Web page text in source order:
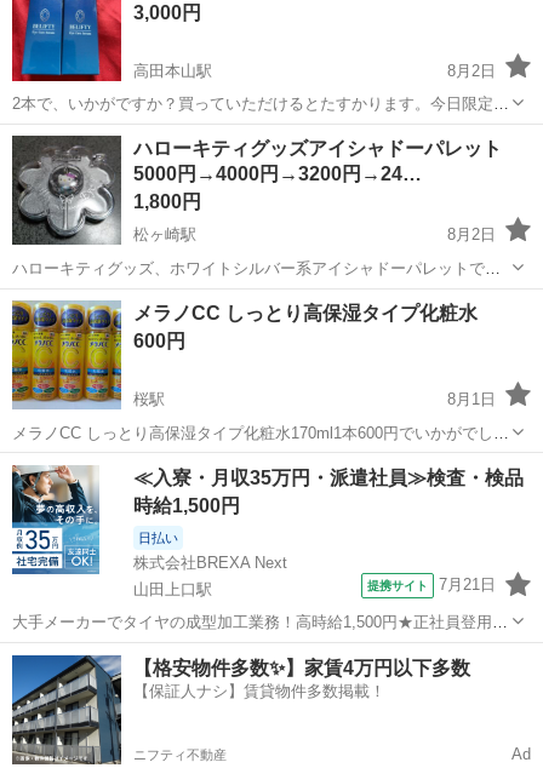
3,000円
高田本山駅
8月2日
2本で、いかがですか？買っていただけるとたすかります。今日限定で
す。売れないと判断して
三重 津市 高田本山駅 スキンケア
ハローキティグッズアイシャドーパレット
5000円→4000円→3200円→24…
1,800円
松ヶ崎駅
8月2日
ハローキティグッズ、ホワイトシルバー系アイシャドーパレットで
す、販売時期2005年頃当時600円販売品です、明るいカラー系はたく
さん出回っている様ですが、ホワイトシルバー系は人気が高く海外で
も高額で取り引きされている様です、...
三重 松阪市 メイクアップ ハローキティ
メラノCC しっとり高保湿タイプ化粧水
600円
桜駅
8月1日
メラノCC しっとり高保湿タイプ化粧水170ml1本600円でいかがでしょ
うか。新品未使用です。 よろしくお願いいたします。
三重 四日市市 桜駅 スキンケア 化粧水
≪入寮・月収35万円・派遣社員≫検査・検品
時給1,500円
日払い
株式会社BREXA Next
山田上口駅
提携サイト 7月21日
大手メーカーでタイヤの成型加工業務！高時給1,500円★正社員登用制
度あり！ワンルーム寮完備！マイカー通勤OK！無料駐車場あり！《三
重県伊勢市》 人気の工場のお仕事 ◇タイヤの製造◇ トラック・バ
ス・RV車用を中心とした...
三重 伊勢市 山田上口駅 その他
【格安物件多数✨】家賃4万円以下多数
【保証人ナシ】賃貸物件多数掲載！
ニフティ不動産 Ad